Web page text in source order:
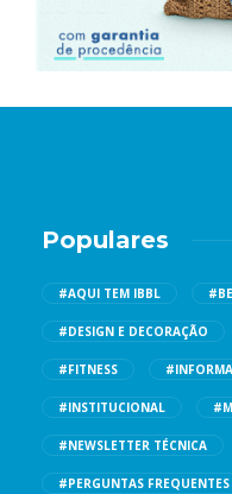
Populares
#AQUI TEM IBBL
#DESIGN E DECORAÇÃO
#FITNESS
#INSTITUCIONAL
#NEWSLETTER TÉCNICA
#PERGUNTAS FREQUENTES